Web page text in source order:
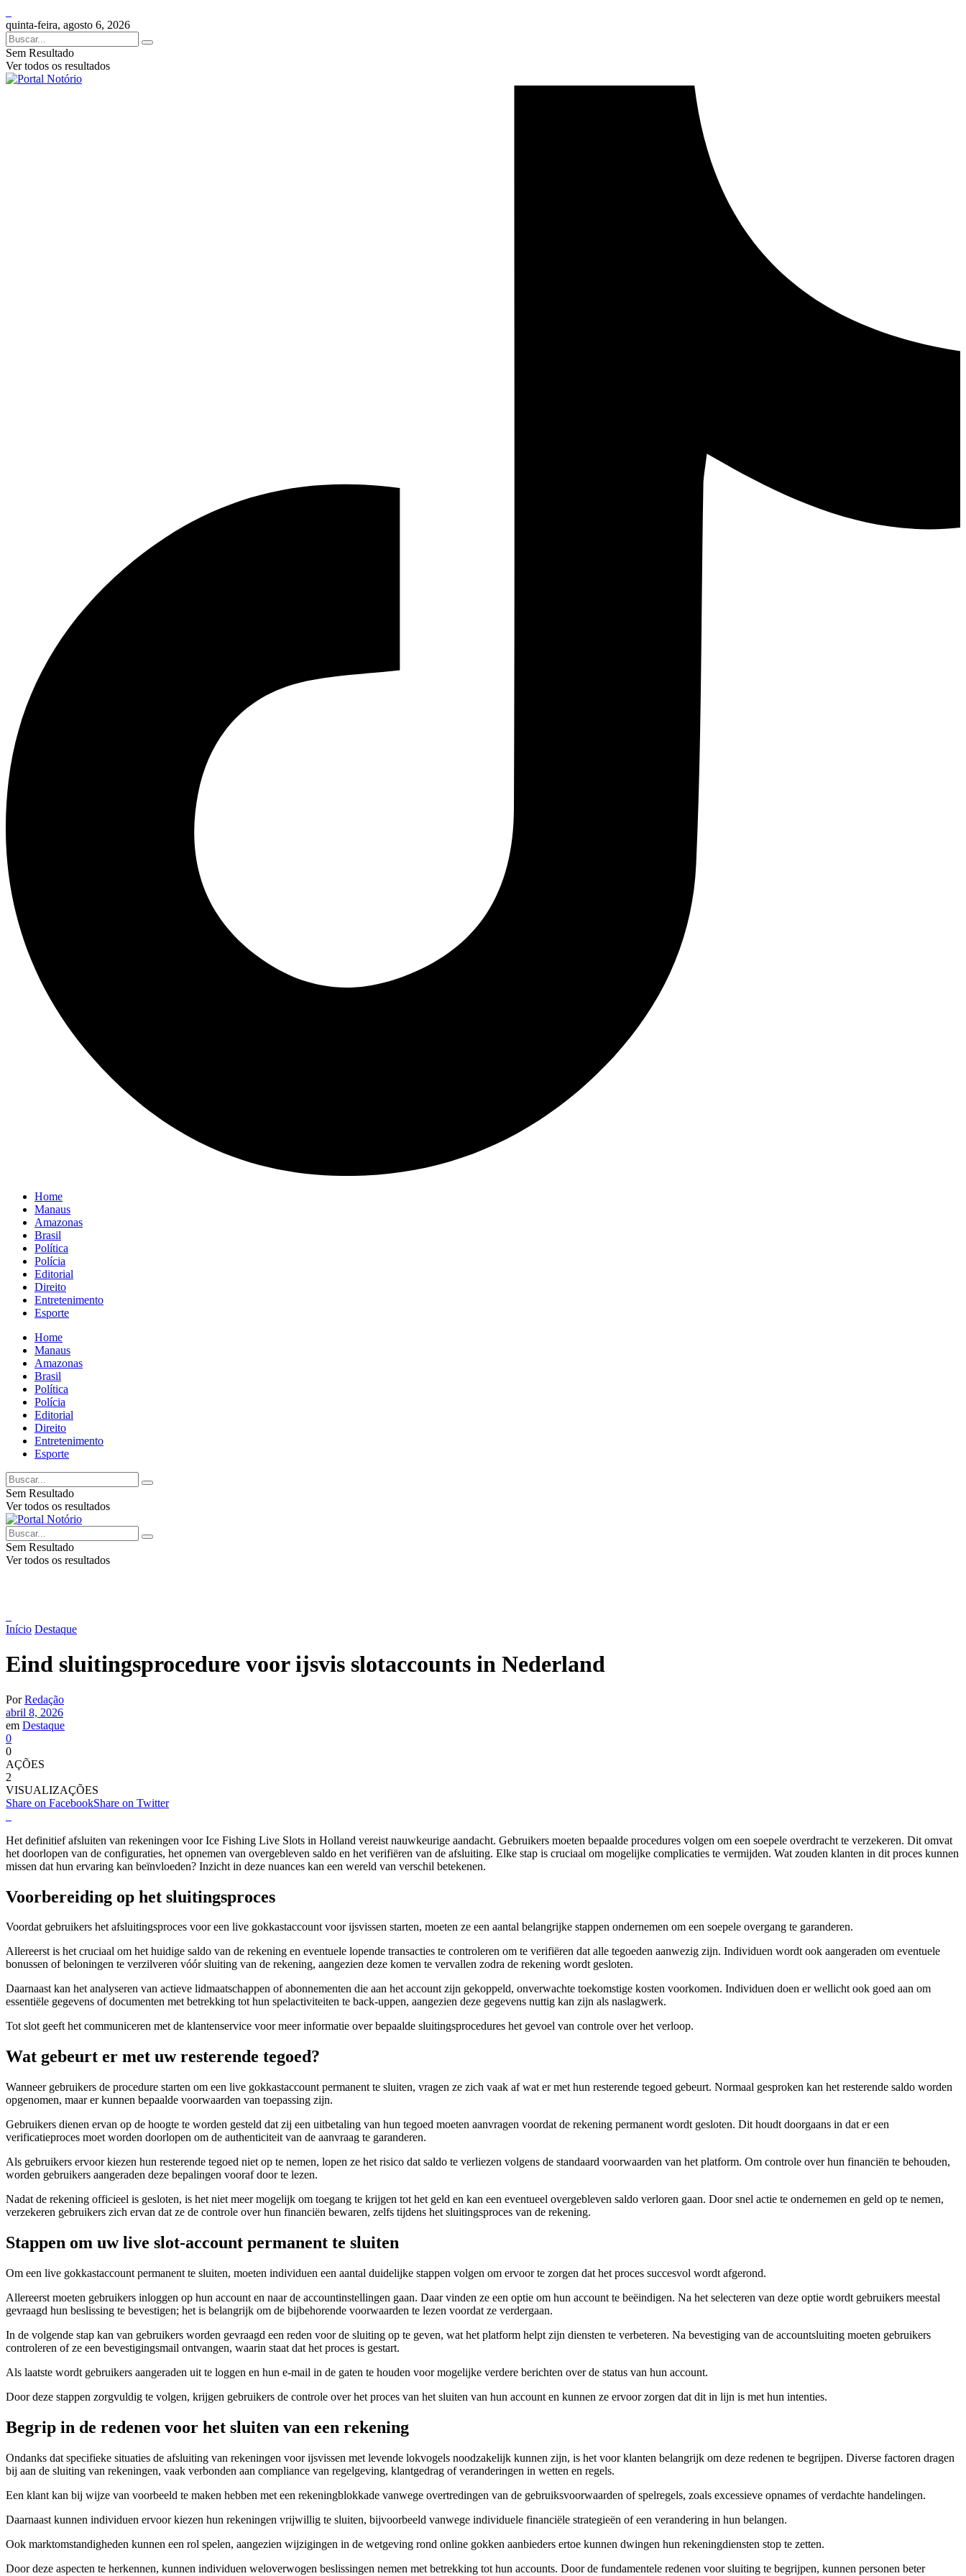
quinta-feira, agosto 6, 2026
Sem Resultado
Ver todos os resultados
Home
Manaus
Amazonas
Brasil
Política
Polícia
Editorial
Direito
Entretenimento
Esporte
Home
Manaus
Amazonas
Brasil
Política
Polícia
Editorial
Direito
Entretenimento
Esporte
Sem Resultado
Ver todos os resultados
Sem Resultado
Ver todos os resultados
Início Destaque
Eind sluitingsprocedure voor ijsvis slotaccounts in Nederland
Por Redação
abril 8, 2026
em Destaque
0
0
AÇÕES
2
VISUALIZAÇÕES
Share on FacebookShare on Twitter
Het definitief afsluiten van rekeningen voor Ice Fishing Live Slots in Holland vereist nauwkeurige aandacht. Gebruikers moeten bepaalde procedures volgen om een soepele overdracht te verzekeren. Dit omvat
het doorlopen van de configuraties, het opnemen van overgebleven saldo en het verifiëren van de afsluiting. Elke stap is cruciaal om mogelijke complicaties te vermijden. Wat zouden klanten in dit proces kunnen
missen dat hun ervaring kan beïnvloeden? Inzicht in deze nuances kan een wereld van verschil betekenen.
Voorbereiding op het sluitingsproces
Voordat gebruikers het afsluitingsproces voor een live gokkastaccount voor ijsvissen starten, moeten ze een aantal belangrijke stappen ondernemen om een soepele overgang te garanderen.
Allereerst is het cruciaal om het huidige saldo van de rekening en eventuele lopende transacties te controleren om te verifiëren dat alle tegoeden aanwezig zijn. Individuen wordt ook aangeraden om eventuele
bonussen of beloningen te verzilveren vóór sluiting van de rekening, aangezien deze komen te vervallen zodra de rekening wordt gesloten.
Daarnaast kan het analyseren van actieve lidmaatschappen of abonnementen die aan het account zijn gekoppeld, onverwachte toekomstige kosten voorkomen. Individuen doen er wellicht ook goed aan om
essentiële gegevens of documenten met betrekking tot hun spelactiviteiten te back-uppen, aangezien deze gegevens nuttig kan zijn als naslagwerk.
Tot slot geeft het communiceren met de klantenservice voor meer informatie over bepaalde sluitingsprocedures het gevoel van controle over het verloop.
Wat gebeurt er met uw resterende tegoed?
Wanneer gebruikers de procedure starten om een live gokkastaccount permanent te sluiten, vragen ze zich vaak af wat er met hun resterende tegoed gebeurt. Normaal gesproken kan het resterende saldo worden
opgenomen, maar er kunnen bepaalde voorwaarden van toepassing zijn.
Gebruikers dienen ervan op de hoogte te worden gesteld dat zij een uitbetaling van hun tegoed moeten aanvragen voordat de rekening permanent wordt gesloten. Dit houdt doorgaans in dat er een
verificatieproces moet worden doorlopen om de authenticiteit van de aanvraag te garanderen.
Als gebruikers ervoor kiezen hun resterende tegoed niet op te nemen, lopen ze het risico dat saldo te verliezen volgens de standaard voorwaarden van het platform. Om controle over hun financiën te behouden,
worden gebruikers aangeraden deze bepalingen vooraf door te lezen.
Nadat de rekening officieel is gesloten, is het niet meer mogelijk om toegang te krijgen tot het geld en kan een eventueel overgebleven saldo verloren gaan. Door snel actie te ondernemen en geld op te nemen,
verzekeren gebruikers zich ervan dat ze de controle over hun financiën bewaren, zelfs tijdens het sluitingsproces van de rekening.
Stappen om uw live slot-account permanent te sluiten
Om een live gokkastaccount permanent te sluiten, moeten individuen een aantal duidelijke stappen volgen om ervoor te zorgen dat het proces succesvol wordt afgerond.
Allereerst moeten gebruikers inloggen op hun account en naar de accountinstellingen gaan. Daar vinden ze een optie om hun account te beëindigen. Na het selecteren van deze optie wordt gebruikers meestal
gevraagd hun beslissing te bevestigen; het is belangrijk om de bijbehorende voorwaarden te lezen voordat ze verdergaan.
In de volgende stap kan van gebruikers worden gevraagd een reden voor de sluiting op te geven, wat het platform helpt zijn diensten te verbeteren. Na bevestiging van de accountsluiting moeten gebruikers
controleren of ze een bevestigingsmail ontvangen, waarin staat dat het proces is gestart.
Als laatste wordt gebruikers aangeraden uit te loggen en hun e-mail in de gaten te houden voor mogelijke verdere berichten over de status van hun account.
Door deze stappen zorgvuldig te volgen, krijgen gebruikers de controle over het proces van het sluiten van hun account en kunnen ze ervoor zorgen dat dit in lijn is met hun intenties.
Begrip in de redenen voor het sluiten van een rekening
Ondanks dat specifieke situaties de afsluiting van rekeningen voor ijsvissen met levende lokvogels noodzakelijk kunnen zijn, is het voor klanten belangrijk om deze redenen te begrijpen. Diverse factoren dragen
bij aan de sluiting van rekeningen, vaak verbonden aan compliance van regelgeving, klantgedrag of veranderingen in wetten en regels.
Een klant kan bij wijze van voorbeeld te maken hebben met een rekeningblokkade vanwege overtredingen van de gebruiksvoorwaarden of spelregels, zoals excessieve opnames of verdachte handelingen.
Daarnaast kunnen individuen ervoor kiezen hun rekeningen vrijwillig te sluiten, bijvoorbeeld vanwege individuele financiële strategieën of een verandering in hun belangen.
Ook marktomstandigheden kunnen een rol spelen, aangezien wijzigingen in de wetgeving rond online gokken aanbieders ertoe kunnen dwingen hun rekeningdiensten stop te zetten.
Door deze aspecten te herkennen, kunnen individuen weloverwogen beslissingen nemen met betrekking tot hun accounts. Door de fundamentele redenen voor sluiting te begrijpen, kunnen personen beter